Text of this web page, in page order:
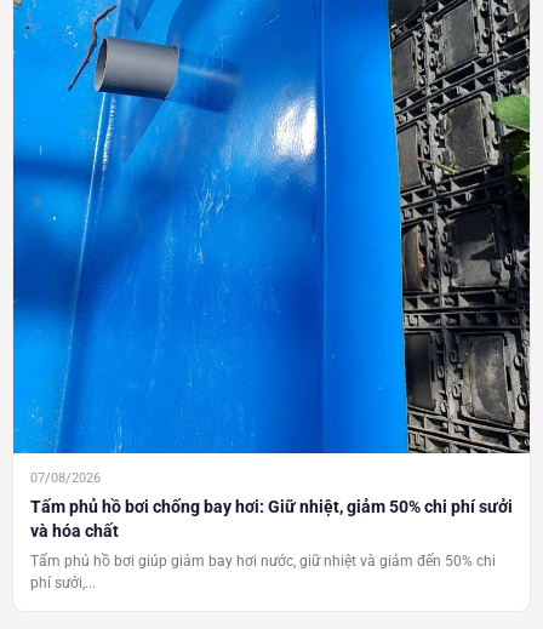
07/08/2026
Tấm phủ hồ bơi chống bay hơi: Giữ nhiệt, giảm 50% chi phí sưởi
và hóa chất
Tấm phủ hồ bơi giúp giảm bay hơi nước, giữ nhiệt và giảm đến 50% chi
phí sưởi,...